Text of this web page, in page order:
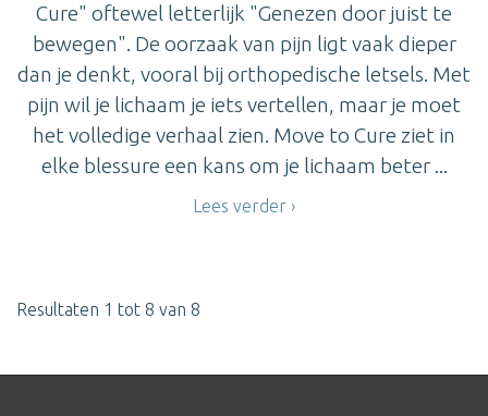
Cure" oftewel letterlijk "Genezen door juist te
bewegen". De oorzaak van pijn ligt vaak dieper
dan je denkt, vooral bij orthopedische letsels. Met
pijn wil je lichaam je iets vertellen, maar je moet
het volledige verhaal zien. Move to Cure ziet in
elke blessure een kans om je lichaam beter ...
Lees verder
Resultaten 1 tot 8 van 8